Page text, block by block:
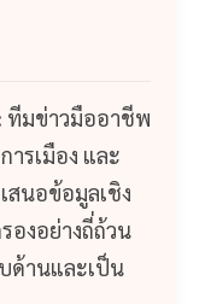
ทีมข่าวมืออาชีพ
ารเมือง และ
สนอข้อมูลเชิง
องอย่างถี่ถ้วน
ด้านและเป็น